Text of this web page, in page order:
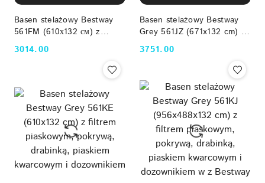
Basen stelażowy Bestway
561FM (610х132 см) z
filtrem wkładowym,
drabinką, pokrywą,
termometrem i dozownikiem
Cena:
3014.00
Basen stelażowy Bestway
Grey 561JZ (671x132 cm) z
filtrem piaskowym, pokrywą,
drabinką, piaskiem
kwarcowym i dozownikiem w
zesta Bestway
Cena:
3751.00